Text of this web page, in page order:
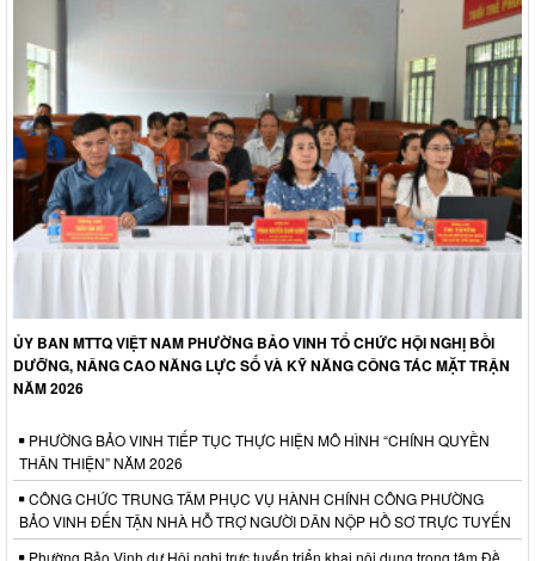
ỦY BAN MTTQ VIỆT NAM PHƯỜNG BẢO VINH TỔ CHỨC HỘI NGHỊ BỒI
DƯỠNG, NÂNG CAO NĂNG LỰC SỐ VÀ KỸ NĂNG CÔNG TÁC MẶT TRẬN
NĂM 2026
PHƯỜNG BẢO VINH TIẾP TỤC THỰC HIỆN MÔ HÌNH “CHÍNH QUYỀN
THÂN THIỆN” NĂM 2026
CÔNG CHỨC TRUNG TÂM PHỤC VỤ HÀNH CHÍNH CÔNG PHƯỜNG
BẢO VINH ĐẾN TẬN NHÀ HỖ TRỢ NGƯỜI DÂN NỘP HỒ SƠ TRỰC TUYẾN